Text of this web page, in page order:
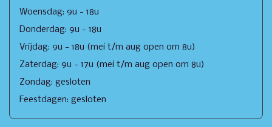
Woensdag: 9u - 18u
Donderdag: 9u - 18u
Vrijdag: 9u - 18u (mei t/m aug open om 8u)
Zaterdag: 9u - 17u (mei t/m aug open om 8u)
Zondag: gesloten
Feestdagen: gesloten